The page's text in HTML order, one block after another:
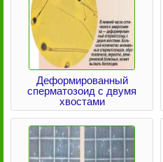
Деформированный
сперматозоид с двумя
хвостами